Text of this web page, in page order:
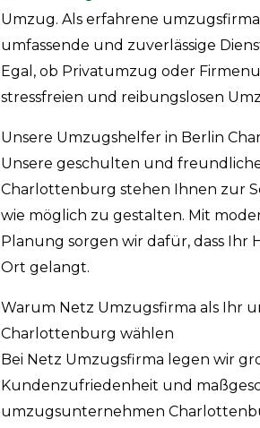
Umzug. Als erfahrene
umfassende und zuverlässige
Egal, ob Privatumzug oder
stressfreien und reibungslosen
Unsere Umzugshelfer in Berlin
Unsere geschulten und
Charlottenburg stehen Ihnen zur
wie möglich zu gestalten. Mit
Planung sorgen wir dafür, dass Ihr
Ort gelangt.
Warum Netz Umzugsfirma als Ihr
Charlottenburg wählen
Bei Netz Umzugsfirma legen wir
Kundenzufriedenheit und
umzugsunternehmen